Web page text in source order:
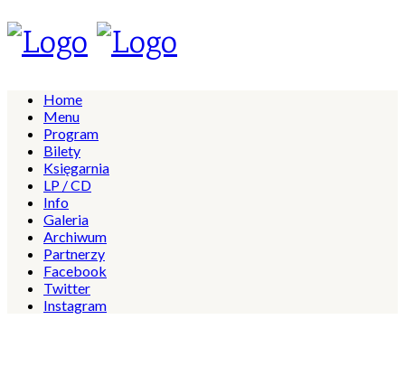
Home
Menu
Program
Bilety
Księgarnia
LP / CD
Info
Galeria
Archiwum
Partnerzy
Facebook
Twitter
Instagram